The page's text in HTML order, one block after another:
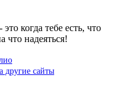
когда тебе есть, что
что надеяться!
другие сайты